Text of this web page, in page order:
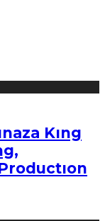
Kıng